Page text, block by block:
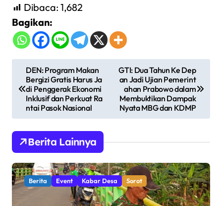
Dibaca: 1,682
Bagikan:
i
g
a
s
i
p
DEN: Program Makan
Bergizi Gratis Harus Ja
di Penggerak Ekonomi
Inklusif dan Perkuat Ra
ntai Pasok Nasional
GTI: Dua Tahun Ke Dep
an Jadi Ujian Pemerint
ahan Prabowo dalam
Membuktikan Dampak
Nyata MBG dan KDMP
Berita Lainnya
Berita Event Kabar Desa Sorot